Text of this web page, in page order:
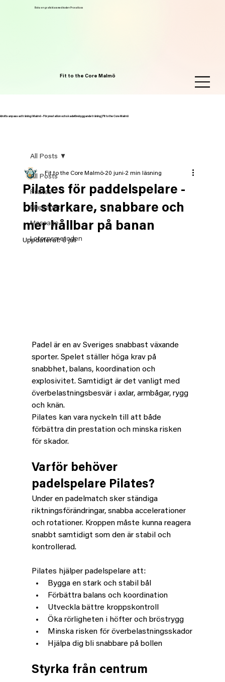
Boka en gratis klass med koden Provaklass
Fit to the Core Malmö
Idrottsanpassad träning i Malmö - För prestation och skadeförebyggande träning | Fit to the Core Malmö
All Posts
Pilates
Naprapati
Massage
Lotorpsmetoden
All Posts
Pilates för paddelspelare -
bli starkare, snabbare och
mer hållbar på banan
Fit to the Core Malmö 20 juni 2 min läsning
Uppdaterat:8 juli
Padel är en av Sveriges snabbast växande
sporter. Spelet ställer höga krav på
snabbhet, balans, koordination och
explosivitet. Samtidigt är det vanligt med
överbelastningsbesvär i axlar, armbågar, rygg
och knän.
Pilates kan vara nyckeln till att både
förbättra din prestation och minska risken
för skador.
Varför behöver
padelspelare Pilates?
Under en padelmatch sker ständiga
riktningsförändringar, snabba accelerationer
och rotationer. Kroppen måste kunna reagera
snabbt samtidigt som den är stabil och
kontrollerad.
Pilates hjälper padelspelare att:
Bygga en stark och stabil bål
Förbättra balans och koordination
Utveckla bättre kroppskontroll
Öka rörligheten i höfter och bröstrygg
Minska risken för överbelastningsskador
Hjälpa dig bli snabbare på bollen
Styrka från centrum